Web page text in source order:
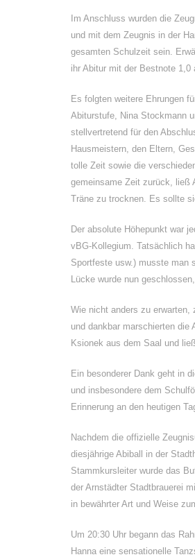
Im Anschluss wurden die
und mit dem Zeugnis in der
gesamten Schulzeit sein.
ihr Abitur mit der Bestnote
Es folgten weitere Ehrungen
Abiturstufe, Nina Stockmann
stellvertretend für den
Hausmeistern, den Eltern,
tolle Zeit sowie die
gemeinsame Zeit zurück, ließ
Träne zu trocknen. Es sollte
Der absolute Höhepunkt war
vBG-Kollegium. Tatsächlich
Sportfeste usw.) musste man
Lücke wurde nun
Wie nicht anders zu erwarten,
und dankbar marschierten die
Ksionek aus dem Saal und
Ein besonderer Dank geht in
und insbesondere dem
Erinnerung an den heutigen
Nachdem die offizielle
diesjährige Abiball in der
Stammkursleiter wurde das
der Arnstädter Stadtbrauerei
in bewährter Art und Weise
Um 20:30 Uhr begann das
Hanna eine sensationelle